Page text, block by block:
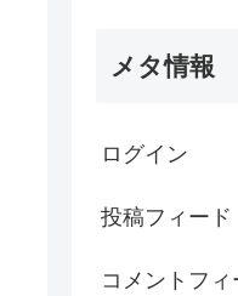
メタ情報
ログイン
投稿フィード
コメントフィ